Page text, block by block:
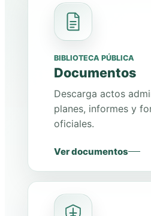
BIBLIOTECA PÚBLICA
Documentos
Descarga actos
planes, informes y
oficiales.
Ver documentos